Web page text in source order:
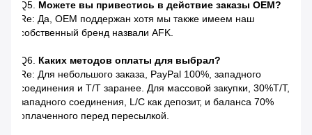
Q5. Можете вы привестись в действие заказы OEM?
Re: Да, OEM поддержан хотя мы также имеем наш
собственный бренд назвали AFK.
Q6. Каких методов оплаты для выбрал?
Re: Для небольшого заказа, PayPal 100%, западного
соединения и T/T заранее. Для массовой закупки, 30%T/T,
западного соединения, L/C как депозит, и баланса 70%
оплаченного перед пересылкой.